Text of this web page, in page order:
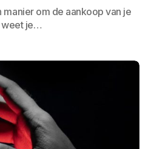
om de aankoop van je
weet je…